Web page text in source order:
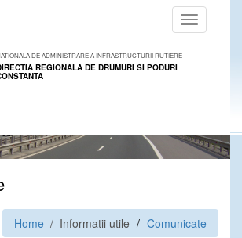
Toggle
navigation
DE ADMINISTRARE A INFRASTRUCTURII RUTIERE
REGIONALA DE DRUMURI SI PODURI
Home / Informatii utile Comunicate